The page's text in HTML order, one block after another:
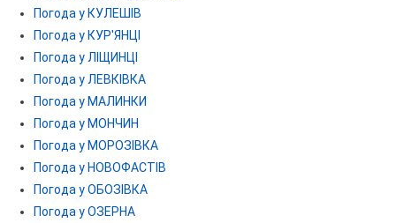
Погода у КУЛЕШІВ
Погода у КУР'ЯНЦІ
Погода у ЛІЩИНЦІ
Погода у ЛЕВКІВКА
Погода у МАЛИНКИ
Погода у МОНЧИН
Погода у МОРОЗІВКА
Погода у НОВОФАСТІВ
Погода у ОБОЗІВКА
Погода у ОЗЕРНА